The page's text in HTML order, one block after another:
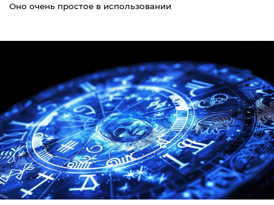
Оно очень простое в использовании